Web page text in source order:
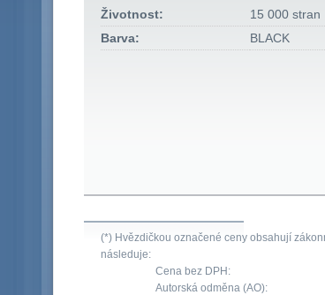
Životnost:
15 000 stran
Barva:
BLACK
(*) Hvězdičkou označené ceny obsahují
následuje:
Cena bez DPH:
Autorská odměna (AO):